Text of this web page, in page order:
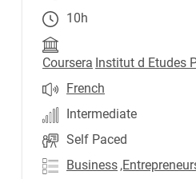
10h
Coursera Institut d Etudes
French
Intermediate
Self Paced
Business